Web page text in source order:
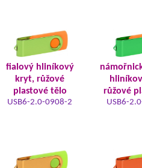
fialový hliníkový
kryt, růžové
plastové tělo
USB6-2.0-0908-2
růžové
USB6-